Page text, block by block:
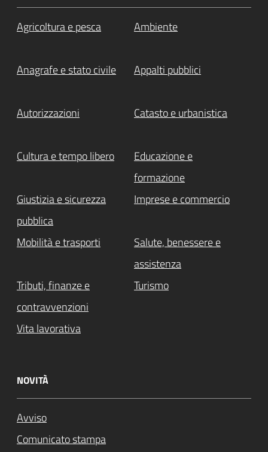
Agricoltura e pesca Ambiente
Anagrafe e stato civile Appalti pubblici
Autorizzazioni Catasto e urbanistica
Cultura e tempo libero
Educazione e
formazione
Giustizia e sicurezza
pubblica
Imprese e commercio
Mobilità e trasporti
Salute, benessere e
assistenza
Tributi, finanze e
contravvenzioni
Turismo
Vita lavorativa
NOVITÀ
Avviso
Comunicato stampa